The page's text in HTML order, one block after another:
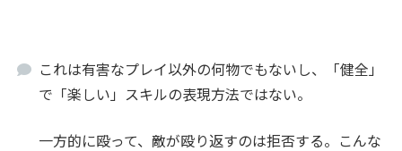
これは有害なプレイ以外の何物でもないし、「健全」
で「楽しい」スキルの表現方法ではない。
一方的に殴って、敵が殴り返すのは拒否する。こんな